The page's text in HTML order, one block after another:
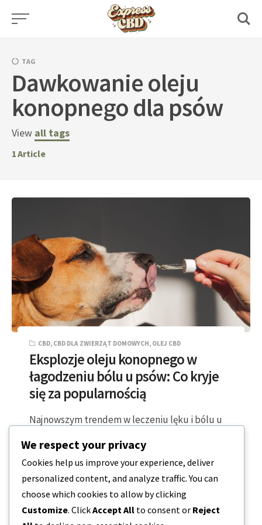
Skip
TAG
Dawkowanie oleju
konopnego dla psów
View all tags
1Article
CBD, CBD DLA ZWIERZĄT DOMOWYCH, OLEJ CBD
Eksplozje oleju konopnego w
łagodzeniu bólu u psów: Co kryje
się za popularnością
Najnowszym trendem w leczeniu lęku i bólu u
właścicieli zwierząt przestawiło się na tę…
4 MINUTY CZYTANIA 2023-12-18
We respect your privacy
Cookies help us improve your experience, deliver
personalized content, and analyze traffic. You can
choose which cookies to allow by clicking
Customize. ClickAccept All to consent or Reject